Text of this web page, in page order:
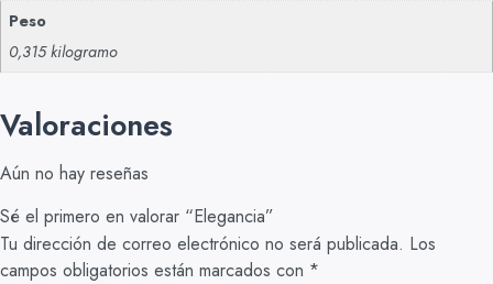
Peso
0,315 kilogramo
Valoraciones
Aún no hay reseñas
Sé el primero en valorar “Elegancia”
Tu dirección de correo electrónico no será publicada. Los
campos obligatorios están marcados con *